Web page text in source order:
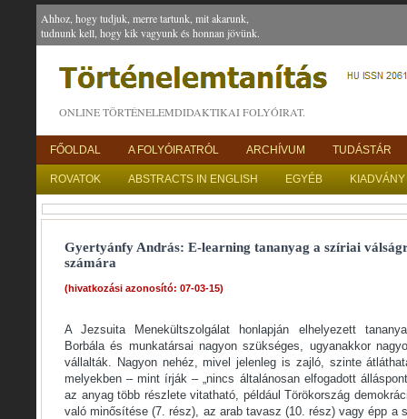
Ahhoz, hogy tudjuk, merre tartunk, mit akarunk,
tudnunk kell, hogy kik vagyunk és honnan jövünk.
ONLINE TÖRTÉNELEMDIDAKTIKAI FOLYÓIRAT.
FŐOLDAL A FOLYÓIRATRÓL ARCHÍVUM TUDÁSTÁR
ROVATOK ABSTRACTS IN ENGLISH EGYÉB
Gyertyánfy András: E-learning tananyag a szíriai
számára
(hivatkozási azonosító: 07-03-15)
A Jezsuita Menekültszolgálat honlapján elhelyezett
Borbála és munkatársai nagyon szükséges, ugyanakkor
vállalták. Nagyon nehéz, mivel jelenleg is zajló, szinte
melyekben – mint írják – „nincs általánosan elfogadott
az anyag több részlete vitatható, például Törökország
való minősítése (7. rész), az arab tavasz (10. rész) vagy épp a